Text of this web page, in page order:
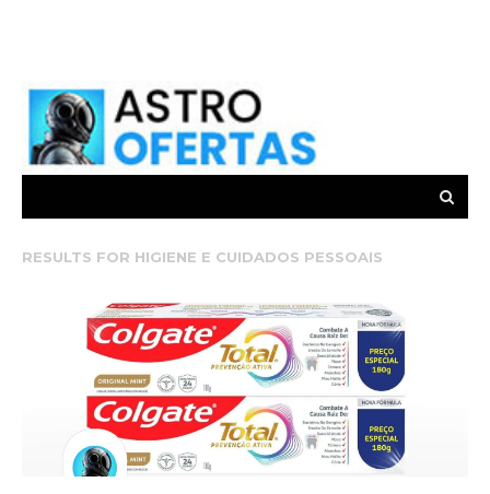
RESULTS FOR HIGIENE E CUIDADOS PESSOAIS